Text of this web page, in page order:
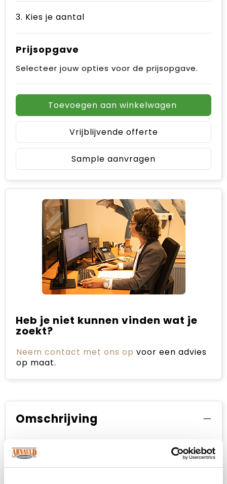
3. Kies je aantal
Prijsopgave
Selecteer jouw opties voor de prijsopgave.
Toevoegen aan winkelwagen
Vrijblijvende offerte
Sample aanvragen
Heb je niet kunnen vinden wat je
zoekt?
Neem contact met ons op voor een advies
op maat.
Omschrijving
vervaardigd uit 100% biologisch katoen, deze
set bevat twee grote handdoeken (135x65